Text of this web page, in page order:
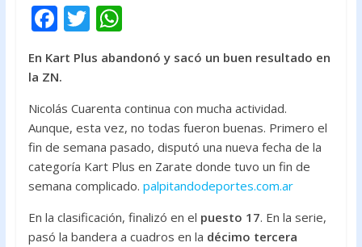
F
ac
e
b
o
o
k
T
w
itt
er
W
h
at
A
p
p
En Kart Plus abandonó y sacó un buen resultado en
la ZN.
Nicolás Cuarenta continua con mucha actividad.
Aunque, esta vez, no todas fueron buenas. Primero el
fin de semana pasado, disputó una nueva fecha de la
categoría Kart Plus en Zarate donde tuvo un fin de
semana complicado. palpitandodeportes.com.ar
En la clasificación, finalizó en el puesto 17. En la serie,
pasó la bandera a cuadros en la décimo tercera